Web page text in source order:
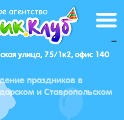
улица, 75/1к2, офис 140
_
праздников в
и Ставропольском